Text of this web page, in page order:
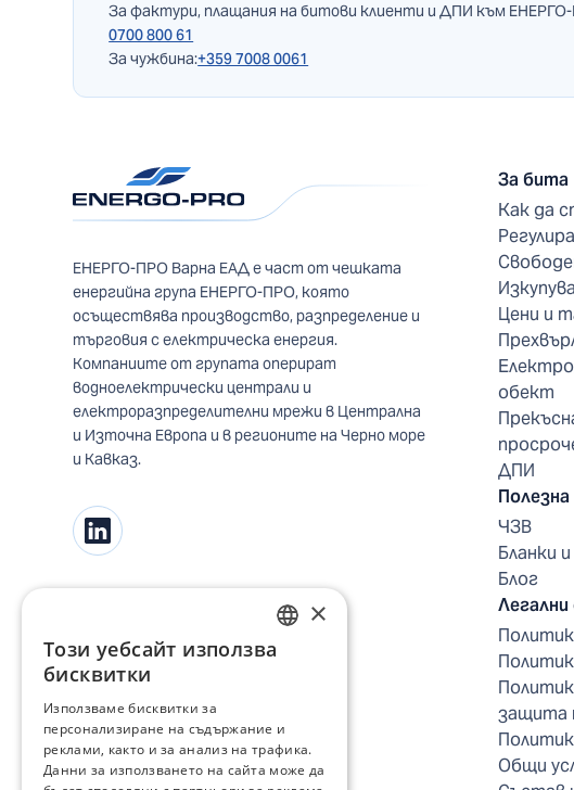
За фактури, плащания на битови клиенти и ДПИ към
0700 800 61
За чужбина:+359 7008 0061
ЕНЕРГО-ПРО Варна ЕАД е част от чешката
енергийна група ЕНЕРГО-ПРО, която
осъществява производство, разпределение и
търговия с електрическа енергия.
Компаниите от групата оперират
водноелектрически централи и
електроразпределителни мрежи в Централна
и Източна Европа и в регионите на Черно море
и Кавказ.
За бита
Как да
Цени и
обект
ДПИ
ЧЗВ
Бланки
Блог
защита
Общи
BULGARIAN
×
Този уебсайт използва
бисквитки
Използваме бисквитки за
персонализиране на съдържание и
реклами, както и за анализ на трафика.
Данни за използването на сайта може да